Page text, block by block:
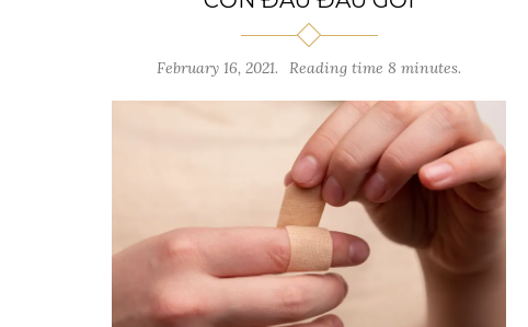
February 16, 2021. Reading time 8 minutes.